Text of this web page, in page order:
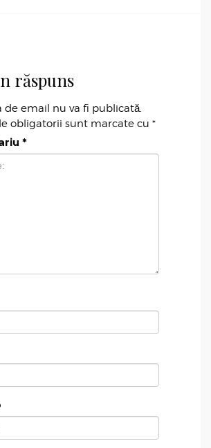
răspuns
de email nu va fi publicată.
obligatorii sunt marcate cu *
*